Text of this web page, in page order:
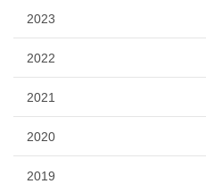
2023
2022
2021
2020
2019